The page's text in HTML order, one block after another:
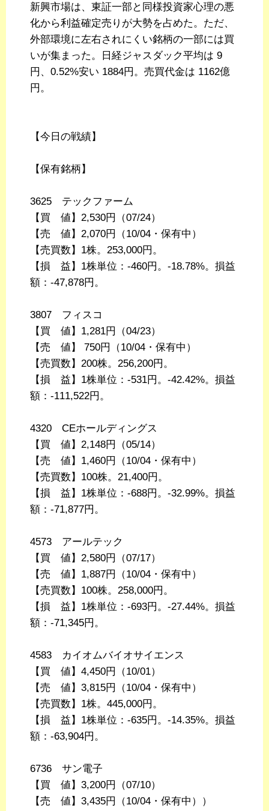
新興市場は、東証一部と同様投資家心理の悪
化から利益確定売りが大勢を占めた。ただ、
外部環境に左右されにくい銘柄の一部には買
いが集まった。日経ジャスダック平均は 9
円、0.52%安い 1884円。売買代金は 1162億
円。
【今日の戦績】
【保有銘柄】
3625 テックファーム
【買 値】2,530円（07/24）
【売 値】2,070円（10/04・保有中）
【売買数】1株。253,000円。
【損 益】1株単位：-460円。-18.78%。損益
額：-47,878円。
3807 フィスコ
【買 値】1,281円（04/23）
【売 値】 750円（10/04・保有中）
【売買数】200株。256,200円。
【損 益】1株単位：-531円。-42.42%。損益
額：-111,522円。
4320 CEホールディングス
【買 値】2,148円（05/14）
【売 値】1,460円（10/04・保有中）
【売買数】100株。21,400円。
【損 益】1株単位：-688円。-32.99%。損益
額：-71,877円。
4573 アールテック
【買 値】2,580円（07/17）
【売 値】1,887円（10/04・保有中）
【売買数】100株。258,000円。
【損 益】1株単位：-693円。-27.44%。損益
額：-71,345円。
4583 カイオムバイオサイエンス
【買 値】4,450円（10/01）
【売 値】3,815円（10/04・保有中）
【売買数】1株。445,000円。
【損 益】1株単位：-635円。-14.35%。損益
額：-63,904円。
6736 サン電子
【買 値】3,200円（07/10）
【売 値】3,435円（10/04・保有中））